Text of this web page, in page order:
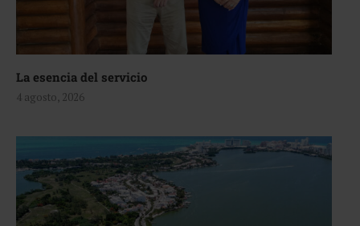
La esencia del servicio
4 agosto, 2026